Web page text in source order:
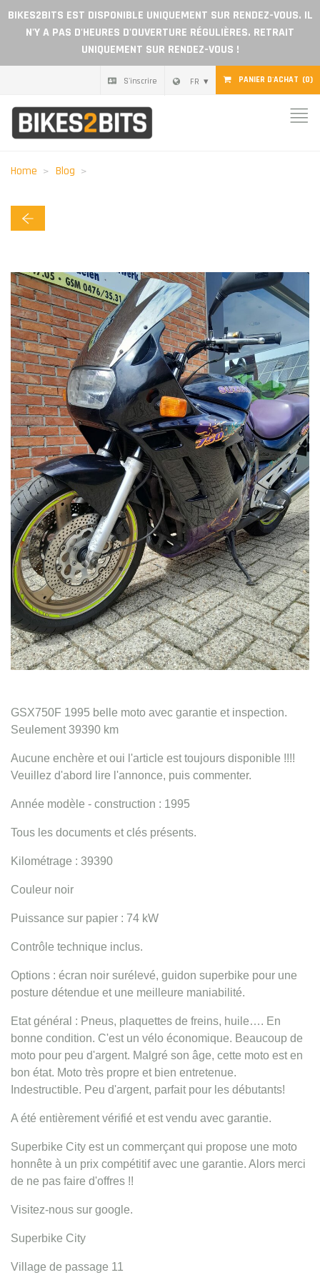
BIKES2BITS EST DISPONIBLE UNIQUEMENT SUR RENDEZ-VOUS. IL
N'Y A PAS D'HEURES D'OUVERTURE RÉGULIÈRES. RETRAIT
UNIQUEMENT SUR RENDEZ-VOUS !
PANIER D'ACHAT (0)
FR
S'inscrire
Pièces
Chèque cadeau
Avis
Contact
Home Blog
GSX750F 1995 belle moto avec garantie et inspection.
Seulement 39390 km
Aucune enchère et oui l'article est toujours disponible !!!!
Veuillez d'abord lire l'annonce, puis commenter.
Année modèle - construction : 1995
Tous les documents et clés présents.
Kilométrage : 39390
Couleur noir
Puissance sur papier : 74 kW
Contrôle technique inclus.
Options : écran noir surélevé, guidon superbike pour une
posture détendue et une meilleure maniabilité.
Etat général : Pneus, plaquettes de freins, huile…. En
bonne condition. C'est un vélo économique. Beaucoup de
moto pour peu d'argent. Malgré son âge, cette moto est en
bon état. Moto très propre et bien entretenue.
Indestructible. Peu d'argent, parfait pour les débutants!
A été entièrement vérifié et est vendu avec garantie.
Superbike City est un commerçant qui propose une moto
honnête à un prix compétitif avec une garantie. Alors merci
de ne pas faire d'offres !!
Visitez-nous sur google.
Superbike City
Village de passage 11